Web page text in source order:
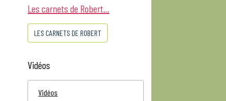
Les carnets de Robert...
LES CARNETS DE ROBERT
Vidéos
Vidéos